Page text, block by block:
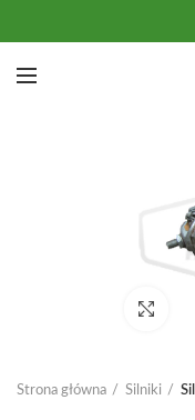
Strona główna Silniki